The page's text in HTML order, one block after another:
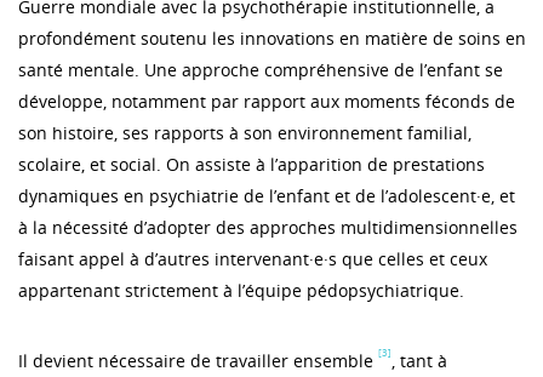
Guerre mondiale avec la psychothérapie institutionnelle, a
profondément soutenu les innovations en matière de soins en
santé mentale. Une approche compréhensive de l’enfant se
développe, notamment par rapport aux moments féconds de
son histoire, ses rapports à son environnement familial,
scolaire, et social. On assiste à l’apparition de prestations
dynamiques en psychiatrie de l’enfant et de l’adolescent·e, et
à la nécessité d’adopter des approches multidimensionnelles
faisant appel à d’autres intervenant·e·s que celles et ceux
appartenant strictement à l’équipe pédopsychiatrique.
Il devient nécessaire de travailler ensemble [3] , tant à